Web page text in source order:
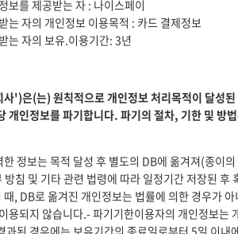
보를 제공받는 자 : 나이스페이
는 자의 개인정보 이용목적 : 카드 결제정보
는 자의 보유.이용기간: 3년
')은(는) 원칙적으로 개인정보 처리목적이 달성된
개인정보를 파기합니다. 파기의 절차, 기한 및 방
정보는 목적 달성 후 별도의 DB에 옮겨져(종이의
침 및 기타 관련 법령에 따라 일정기간 저장된 후
, DB로 옮겨진 개인정보는 법률에 의한 경우가 아
용되지 않습니다.- 파기기한이용자의 개인정보는
과된 경우에는 보유기간의 종료일로부터 5일 이내